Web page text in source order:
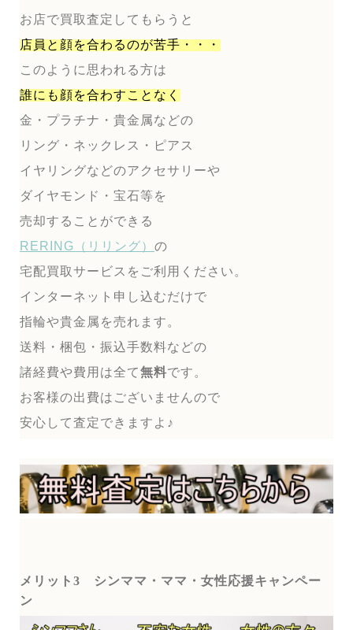
お店で買取査定してもらうと
店員と顔を合わるのが苦手・・・
このように思われる方は
誰にも顔を合わすことなく
金・プラチナ・貴金属などの
リング・ネックレス・ピアス
イヤリングなどのアクセサリーや
ダイヤモンド・宝石等を
売却することができる
RERING（リリング） の
宅配買取サービスをご利用ください。
インターネット申し込むだけで
指輪や貴金属を売れます。
送料・梱包・振込手数料などの
諸経費や費用は全て無料です。
お客様の出費はございませんので
安心して査定できますよ♪
メリット3
シンママ・ママ・女性応援キャンペー
ン